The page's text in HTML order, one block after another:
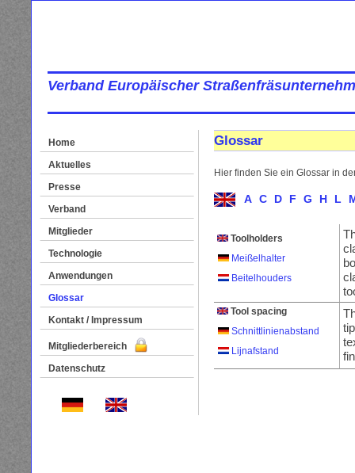
Verband Europäischer
Home
Aktuelles
Presse
Verband
Mitglieder
Technologie
Anwendungen
Glossar
Kontakt / Impressum
Mitgliederbereich
Datenschutz
Glossar
Hier finden Sie ein Glossar in
A C D F G H L
Toolholders
Meißelhalter
Beitelhouders
Tool spacing
Schnittlinienabstand
Lijnafstand